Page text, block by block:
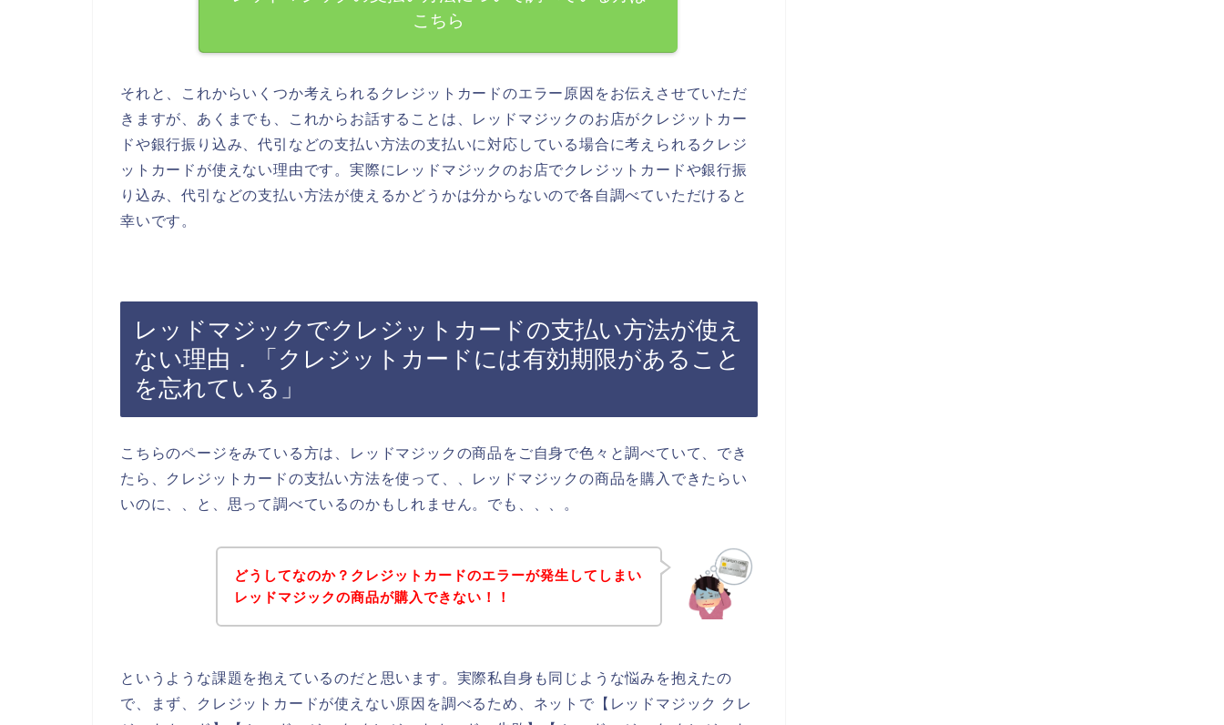
こちら
それと、これからいくつか考えられるクレジットカードのエラー原因をお伝えさせていただ
きますが、あくまでも、これからお話することは、レッドマジックのお店がクレジットカー
ドや銀行振り込み、代引などの支払い方法の支払いに対応している場合に考えられるクレジ
ットカードが使えない理由です。実際にレッドマジックのお店でクレジットカードや銀行振
り込み、代引などの支払い方法が使えるかどうかは分からないので各自調べていただけると
幸いです。
レッドマジックでクレジットカードの支払い方法が使え
ない理由．「クレジットカードには有効期限があること
を忘れている」
こちらのページをみている方は、レッドマジックの商品をご自身で色々と調べていて、でき
たら、クレジットカードの支払い方法を使って、、レッドマジックの商品を購入できたらい
いのに、、と、思って調べているのかもしれません。でも、、、。
どうしてなのか？クレジットカードのエラーが発生してしまい
レッドマジックの商品が購入できない！！
というような課題を抱えているのだと思います。実際私自身も同じような悩みを抱えたの
で、まず、クレジットカードが使えない原因を調べるため、ネットで【レッドマジック クレ